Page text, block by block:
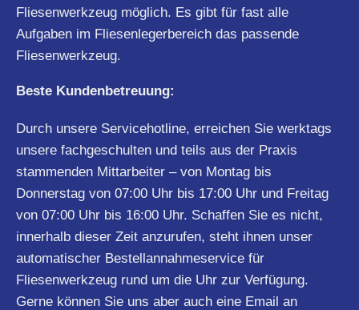
Fliesenwerkzeug möglich. Es gibt für fast alle
Aufgaben im Fliesenlegerbereich das passende
Fliesenwerkzeug.
Beste Kundenbetreuung:
Durch unsere Servicehotline, erreichen Sie werktags
unsere fachgeschulten und teils aus der Praxis
stammenden Mittarbeiter – von Montag bis
Donnerstag von 07:00 Uhr bis 17:00 Uhr und Freitag
von 07:00 Uhr bis 16:00 Uhr. Schaffen Sie es nicht,
innerhalb dieser Zeit anzurufen, steht ihnen unser
automatischer Bestellannahmeservice für
Fliesenwerkzeug rund um die Uhr zur Verfügung.
Gerne können Sie uns aber auch eine Email an